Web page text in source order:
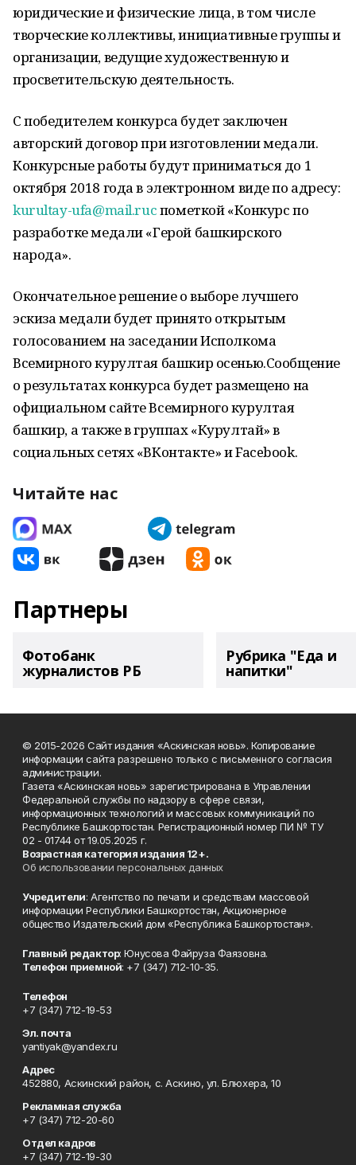
юридические и физические лица, в том числе
творческие коллективы, инициативные группы и
организации, ведущие художественную и
просветительскую деятельность.
С победителем конкурса будет заключен
авторский договор при изготовлении медали.
Конкурсные работы будут приниматься до 1
октября 2018 года в электронном виде по адресу:
kurultay-ufa@mail.rucпометкой «Конкурс по
разработке медали «Герой башкирского
народа».
Окончательное решение о выборе лучшего
эскиза медали будет принято открытым
голосованием на заседании Исполкома
Всемирного курултая башкир осенью.Сообщение
о результатах конкурса будет размещено на
официальном сайте Всемирного курултая
башкир, а также в группах «Курултай» в
социальных сетях «ВКонтакте» и Facebook.
Читайте нас
Партнеры
Фотобанк
журналистов РБ
Рубрика "Еда и
напитки"
© 2015-2026 Сайт издания «Аскинская новь». Копирование
информации сайта разрешено только с письменного согласия
администрации.
Газета «Аскинская новь» зарегистрирована в Управлении
Федеральной службы по надзору в сфере связи,
информационных технологий и массовых коммуникаций по
Республике Башкортостан. Регистрационный номер ПИ № ТУ
02 - 01744 от 19.05.2025 г.
Возрастная категория издания 12+.
Об использовании персональных данных
Учредители: Агентство по печати и средствам массовой
информации Республики Башкортостан, Акционерное
общество Издательский дом «Республика Башкортостан».
Главный редактор: Юнусова Файруза Фаязовна.
Телефон приемной: +7 (347) 712-10-35.
Телефон
+7 (347) 712-19-53
Эл. почта
yantiyak@yandex.ru
Адрес
452880, Аскинский район, с. Аскино, ул. Блюхера, 10
Рекламная служба
+7 (347) 712-20-60
Отдел кадров
+7 (347) 712-19-30